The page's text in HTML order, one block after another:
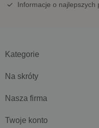
Informacje o najlepszych
Kategorie
Na skróty
Nasza firma
Twoje konto